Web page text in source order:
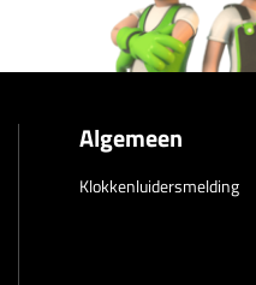
Algemeen
Klokkenluidersmelding